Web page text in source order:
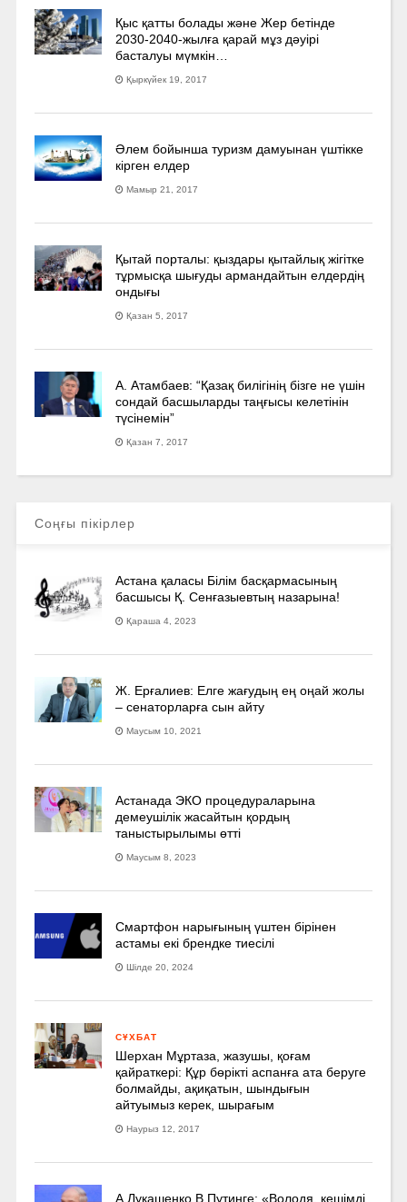
Қыс қатты болады және Жер бетінде
2030-2040­-жылға қарай мұз дәуірі
басталуы мүмкін…
Қыркүйек 19, 2017
Әлем бойынша туризм дамуынан үштікке
кірген елдер
Мамыр 21, 2017
Қытай порталы: қыздары қытайлық жігітке
тұрмысқа шығуды армандайтын елдердің
ондығы
Қазан 5, 2017
А. Атамбаев: “Қазақ билігінің бізге не үшін
сондай басшыларды таңғысы келетінін
түсінемін”
Қазан 7, 2017
Соңғы пікірлер
Астана қаласы Білім басқармасының
басшысы Қ. Сенғазыевтың назарына!
Қараша 4, 2023
Ж. Ерғалиев: Елге жағудың ең оңай жолы
– сенаторларға сын айту
Маусым 10, 2021
Астанада ЭКО процедураларына
демеушілік жасайтын қордың
таныстырылымы өтті
Маусым 8, 2023
Смартфон нарығының үштен бірінен
астамы екі брендке тиесілі
Шілде 20, 2024
СҰХБАТ
Шерхан Мұртаза, жазушы, қоғам
қайраткері: Құр бөрікті аспанға ата беруге
болмайды, ақиқатын, шындығын
айтуымыз керек, шырағым
Наурыз 12, 2017
А.Лукашенко В.Путинге: «Володя, кешімді